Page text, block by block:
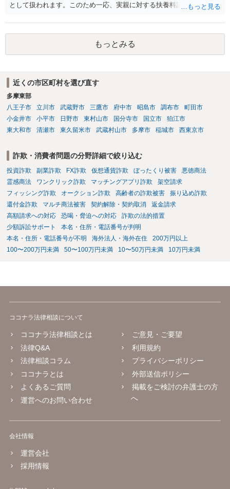
として扱われます。このため一応、実親に対する扶養料請求として法
者宛に養育費を支払っており、当該養育費は実子の進学費用の趣旨も
一部含まれています。また、私立大学進学について貴殿が了解したわ
けではないという事情も存在します。 こうした場合には、支払を拒ん
だとしても学費の請求が裁判所によって強制される可能性は低いとい
もっとみる
近くの市区町村を選び直す
多摩東部
八王子市
立川市 武蔵野市 三鷹市 府中市 昭島市 調布市
町田市
小金井市
小平市 日野市 東村山市 国分寺市 国立市
狛江市
東大和市
清瀬市 東久留米市 武蔵村山市 多摩市 稲城市 西東京市
詐欺・消費者問題の分野詳細で絞り込む
投資詐欺 副業詐欺 FX詐欺 仮想通貨詐欺 ぼったくり被害
悪徳商法
霊感商法
ワンクリック詐欺 マッチングアプリ詐欺
架空請求
フィッシング詐欺
オークション詐欺 高齢者の詐欺被害
振り込め詐欺
還付金詐欺
マルチ商法被害 契約解除・契約取消
返金請求
高額請求への対応
恐喝・脅迫への対応
詐欺の法的措置
少額訴訟サポート
本名・住所・電話番号が判明
本名・住所・電話番号が不明
海外法人・海外在住
200万円以上
100〜200万円未満
50〜100万円未満 10〜50万円未満 10万円未満
ココナラ法律相談について
ココナラ法律相談とは
法律Q&A
法律相談コラム
ココナラとは
よくあるご質問
運営へのお問い合わせ
ご意見・ご要望
利用規約
プライバシーポリシー
外部送信ポリシー
掲載をご検討の弁護士の方
へ
会社情報
運営会社
採用情報